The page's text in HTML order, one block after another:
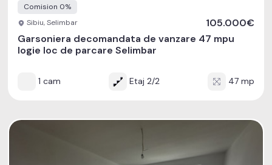
Comision 0%
Sibiu, Selimbar
105.000€
Garsoniera decomandata de vanzare 47 mpu
logie loc de parcare Selimbar
1 cam Etaj 2/2 47 mp